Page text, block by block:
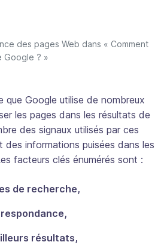
des pages Web dans « Comment
Google ? »
que Google utilise de nombreux
les pages dans les résultats de
des signaux utilisés par ces
des informations puisées dans les
facteurs clés énumérés sont :
de recherche,
résultats,